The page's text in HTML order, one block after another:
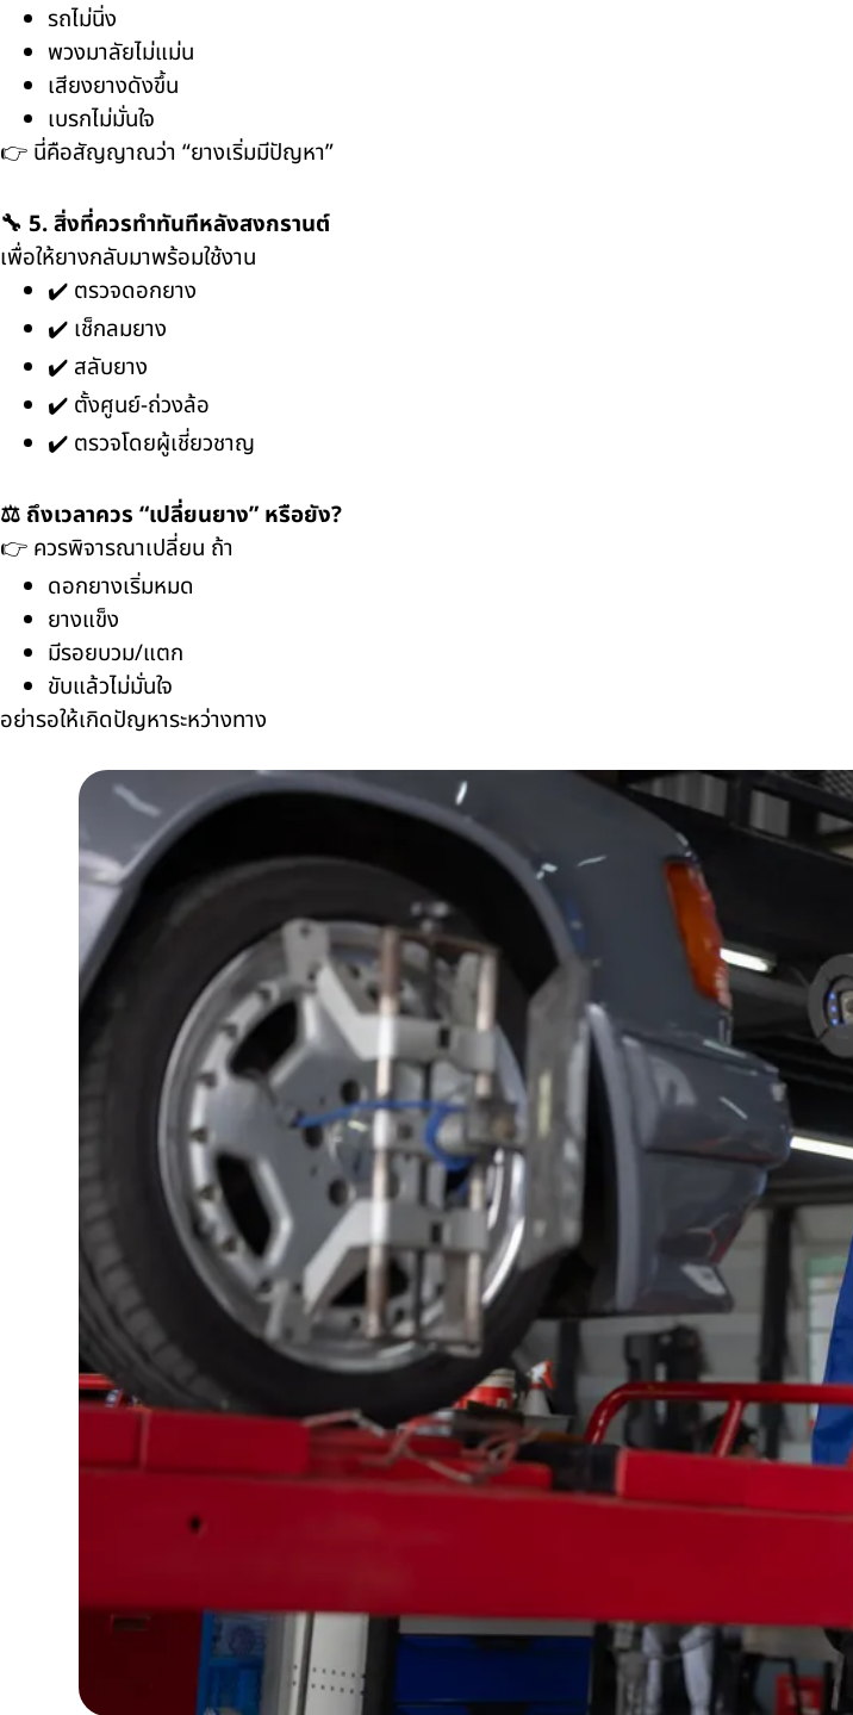
รถไม่นิ่ง
พวงมาลัยไม่แม่น
เสียงยางดังขึ้น
เบรกไม่มั่นใจ
👉 นี่คือสัญญาณว่า “ยางเริ่มมีปัญหา”
🔧 5. สิ่งที่ควรทำทันทีหลังสงกรานต์
เพื่อให้ยางกลับมาพร้อมใช้งาน
✔️ ตรวจดอกยาง
✔️ เช็กลมยาง
✔️ สลับยาง
✔️ ตั้งศูนย์-ถ่วงล้อ
✔️ ตรวจโดยผู้เชี่ยวชาญ
⚖️ ถึงเวลาควร “เปลี่ยนยาง” หรือยัง?
👉 ควรพิจารณาเปลี่ยน ถ้า
ดอกยางเริ่มหมด
ยางแข็ง
มีรอยบวม/แตก
ขับแล้วไม่มั่นใจ
อย่ารอให้เกิดปัญหาระหว่างทาง